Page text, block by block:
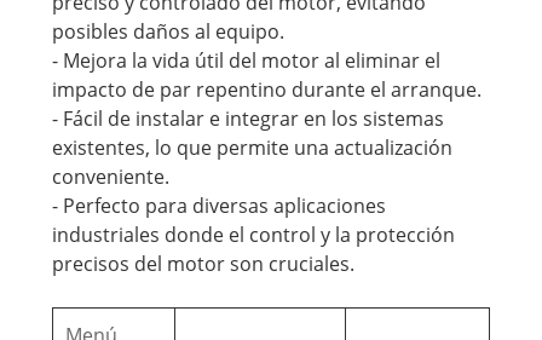
posibles daños al equipo.
- Mejora la vida útil del motor al eliminar el
impacto de par repentino durante el arranque.
- Fácil de instalar e integrar en los sistemas
existentes, lo que permite una actualización
conveniente.
- Perfecto para diversas aplicaciones
industriales donde el control y la protección
precisos del motor son cruciales.